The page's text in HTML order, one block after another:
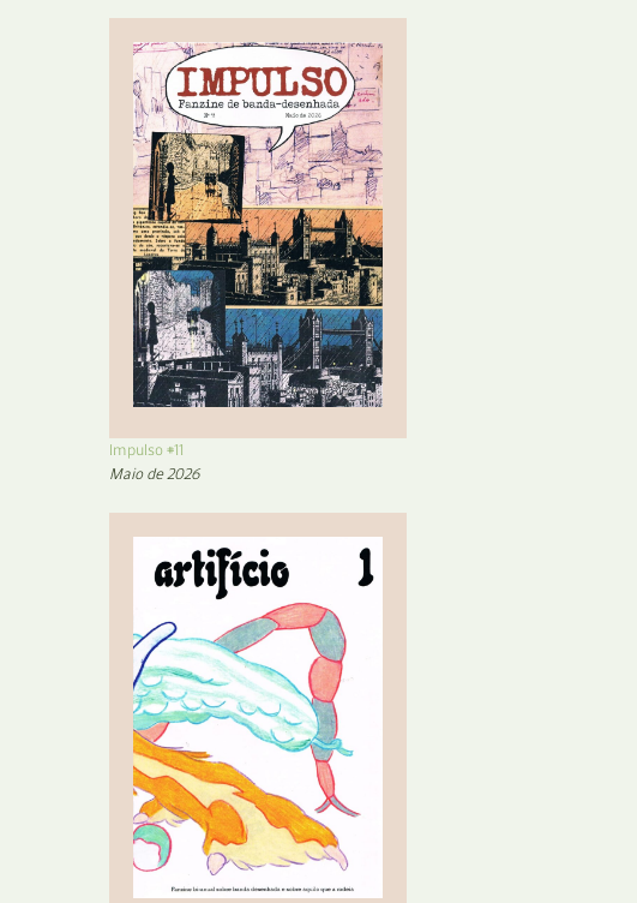
Impulso #11
Maio de 2026